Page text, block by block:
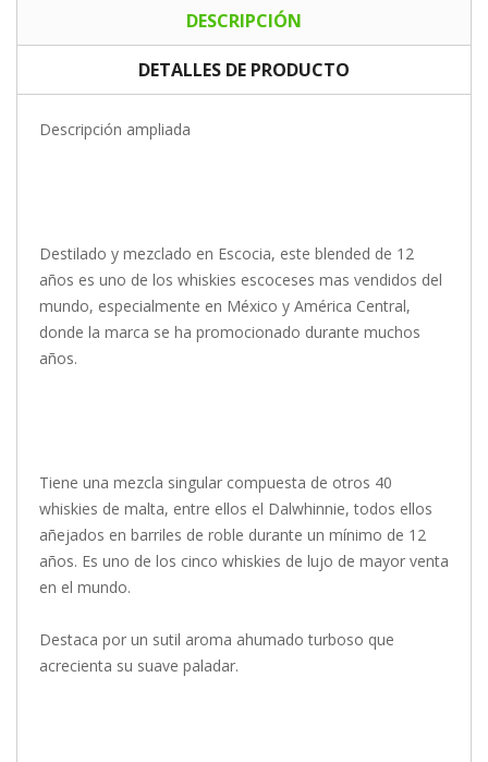
DESCRIPCIÓN
DETALLES DE PRODUCTO
Descripción ampliada
Destilado y mezclado en Escocia, este blended de 12
años es uno de los whiskies escoceses mas vendidos del
mundo, especialmente en México y América Central,
donde la marca se ha promocionado durante muchos
años.
Tiene una mezcla singular compuesta de otros 40
whiskies de malta, entre ellos el Dalwhinnie, todos ellos
añejados en barriles de roble durante un mínimo de 12
años. Es uno de los cinco whiskies de lujo de mayor venta
en el mundo.
Destaca por un sutil aroma ahumado turboso que
acrecienta su suave paladar.